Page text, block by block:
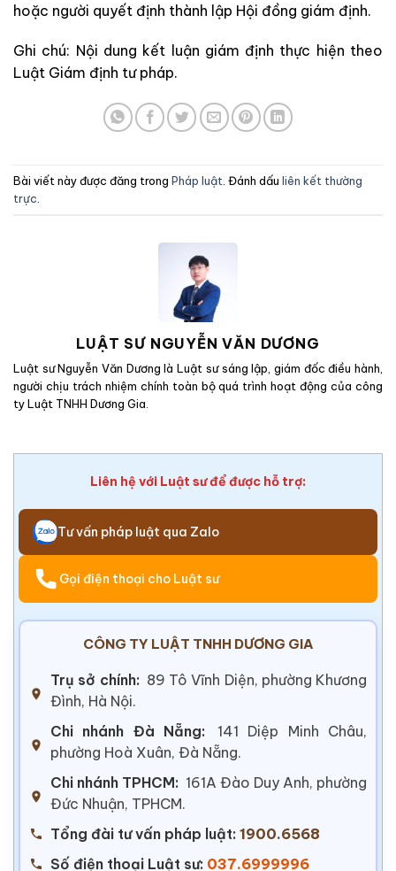
hoặc người quyết định thành lập Hội đồng giám định.
Ghi chú: Nội dung kết luận giám định thực hiện theo
Luật Giám định tư pháp.
Bài viết này được đăng trong Pháp luật . Đánh dấu liên kết thường
trực
LUẬT SƯ NGUYỄN VĂN DƯƠNG
Luật sư Nguyễn Văn Dương là Luật sư sáng lập, giám đốc điều hành,
người chịu trách nhiệm chính toàn bộ quá trình hoạt động của công
ty Luật TNHH Dương Gia.
Liên hệ với Luật sư để được hỗ trợ:
Tư vấn pháp luật qua Zalo
Gọi điện thoại cho Luật sư
CÔNG TY LUẬT TNHH DƯƠNG GIA
Trụ sở chính: 89 Tô Vĩnh Diện, phường Khương
Đình, Hà Nội.
Chi nhánh Đà Nẵng:
141 Diệp Minh Châu,
phường Hoà Xuân, Đà Nẵng.
Chi nhánh TPHCM: 161A Đào Duy Anh, phường
Đức Nhuận, TPHCM.
Tổng đài tư vấn pháp luật: 1900.6568
Số điện thoại Luật sư: 037.6999996